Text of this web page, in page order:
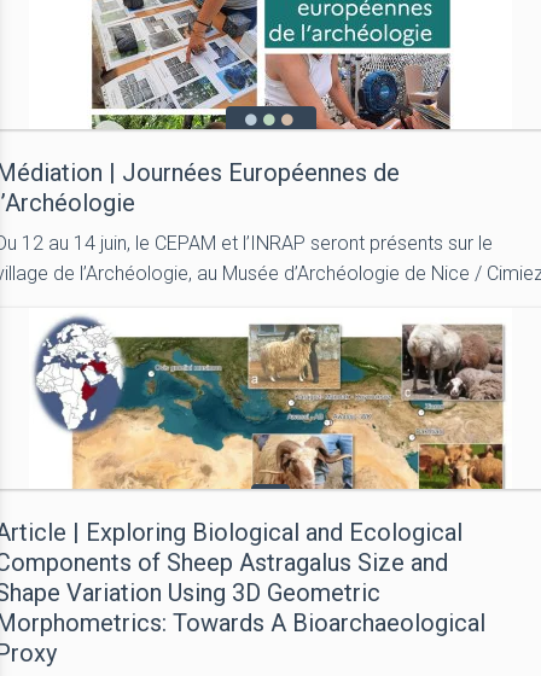
| Journées Européennes de
12 au 14 juin, le CEPAM et l’INRAP seront présents sur le
de l’Archéologie, au Musée d’Archéologie de Nice /
| Exploring Biological and Ecological
of Sheep Astragalus Size and
Variation Using 3D Geometric
Towards A Bioarchaeological